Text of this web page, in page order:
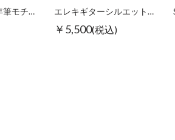
【スワンク】万年筆モチーフグラスホルダー エレキギターシルエットタイピン ブラック
￥5,500(税込)